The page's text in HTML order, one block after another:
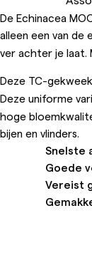
De Echinacea
alleen een van
ver achter je laat.
Deze TC-
Deze uniforme
hoge
bijen en vlinders.
Snelste
Goede
Vereist